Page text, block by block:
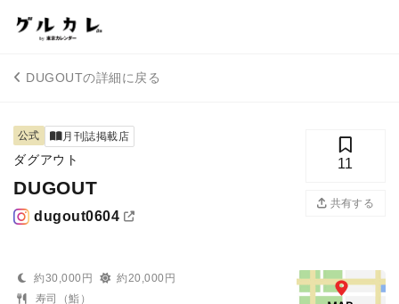
DUGOUTの詳細に戻る
公式 月刊誌掲載店
ダグアウト
DUGOUT
dugout0604
11
共有する
約30,000円
約20,000円
寿司（鮨）